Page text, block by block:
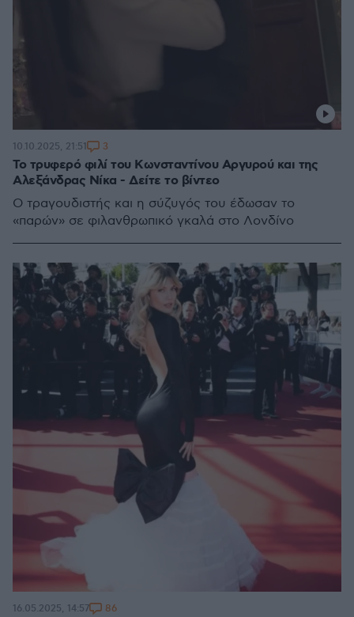
Το τρυφερό φιλί του Κωνσταντίνου Αργυρού και της
Αλεξάνδρας Νίκα - Δείτε το βίντεο
Ο τραγουδιστής και η σύζυγός του έδωσαν το
«παρών» σε φιλανθρωπικό γκαλά στο Λονδίνο
10.10.2025, 21:51 3
16.05.2025, 14:57 86